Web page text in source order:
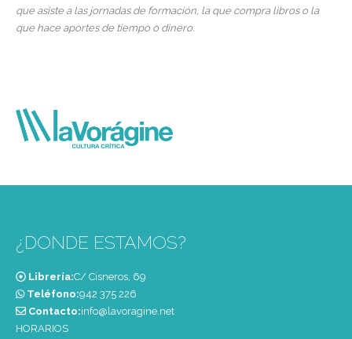
que asiste a las jornadas de formación, la que compra libros o la
que hace aportes de tiempo o dinero.
¿DONDE ESTAMOS?
Librería:C/ Cisneros, 69
Teléfono:‭942 375 226‬
Contacto:info@lavoragine.net
HORARIOS